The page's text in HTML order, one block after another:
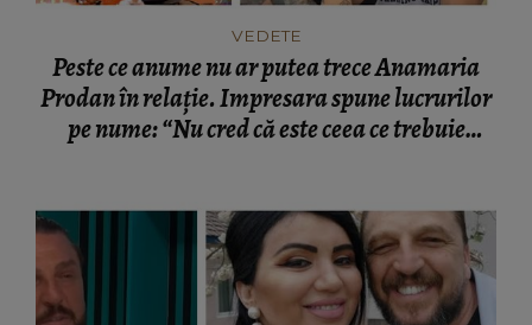
VEDETE
Peste ce anume nu ar putea trece Anamaria
Prodan în relație. Impresara spune lucrurilor
pe nume: “Nu cred că este ceea ce trebuie